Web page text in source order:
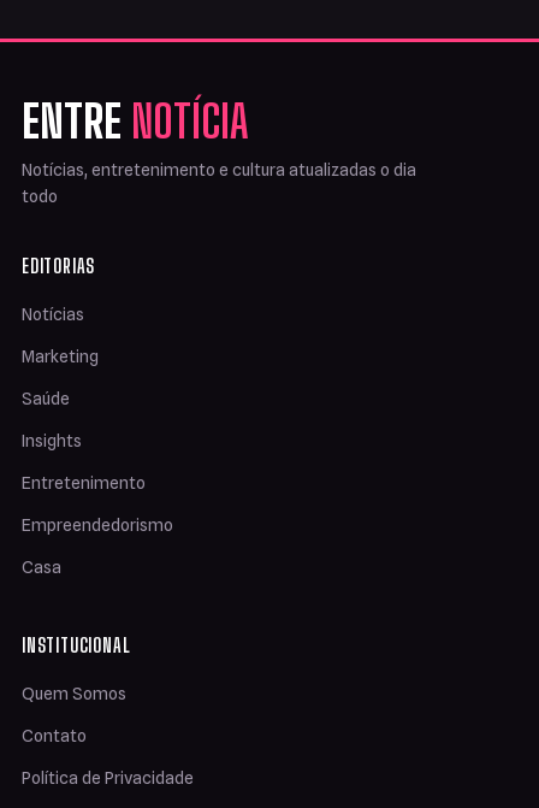
ENTRE NOTÍCIA
Notícias, entretenimento e cultura atualizadas o dia
todo
EDITORIAS
Notícias
Marketing
Saúde
Insights
Entretenimento
Empreendedorismo
Casa
INSTITUCIONAL
Quem Somos
Contato
Política de Privacidade